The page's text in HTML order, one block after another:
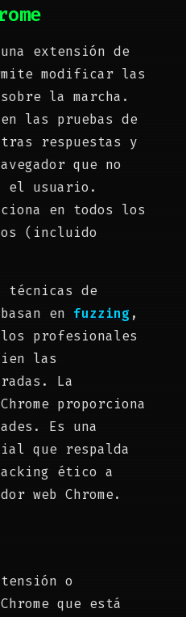
una extensión de
modificar las
la marcha.
las pruebas de
respuestas y
que no
el usuario.
en todos los
(incluido
técnicas de
en fuzzing ,
profesionales
las
La
proporciona
Es una
que respalda
ético a
web Chrome.
o
que está